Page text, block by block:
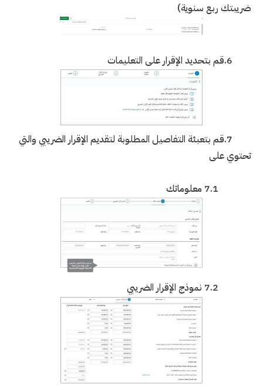
ضريبتك ربع سنوية)
7.قم بتعبئة التفاصيل المطلوبة لتقديم الإقرار الضريبي والتي
تحتوي على